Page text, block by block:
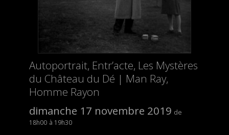
Autoportrait, Entr’acte, Les Mystères
du Château du Dé | Man Ray,
Homme Rayon
dimanche 17 novembre 2019
18h00 19h30